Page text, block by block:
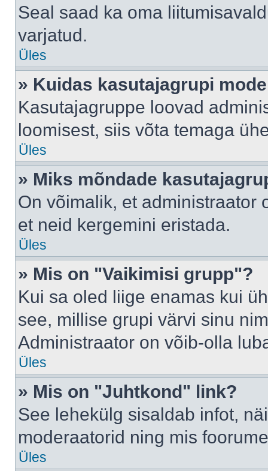
Seal saad ka oma
varjatud.
Üles
» Kuidas kasutajagrupi
Kasutajagruppe loovad
loomisest, siis võta temaga
Üles
» Miks mõndade
On võimalik, et administraator
et neid kergemini eristada.
Üles
» Mis on "Vaikimisi grupp"?
Kui sa oled liige enamas kui
see, millise grupi värvi sinu
Administraator on võib-olla
Üles
» Mis on "Juhtkond" link?
See lehekülg sisaldab infot,
moderaatorid ning mis
Üles